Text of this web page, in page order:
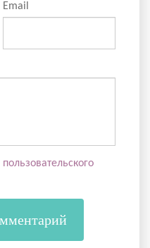
Email
пользовательского